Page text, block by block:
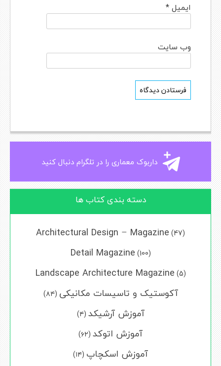
داربوک معماری را در تلگرام دنبال کنید
دسته بندی کتاب ها
Architectural Design – Magazine (47)
Detail Magazine (100)
Landscape Architecture Magazine (5)
آکوستیک و تاسیسات مکانیکی (۸۴)
آموزش آرشیکد (۴)
آموزش اتوکد (۶۲)
آموزش اسکچاپ (۱۴)
ایمیل*
وب‌ سایت